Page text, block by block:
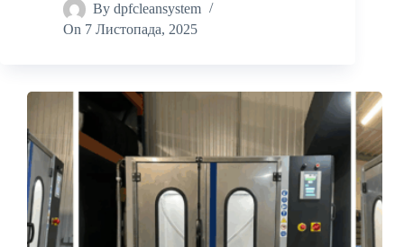
By dpfcleansystem
On 7 Листопада, 2025